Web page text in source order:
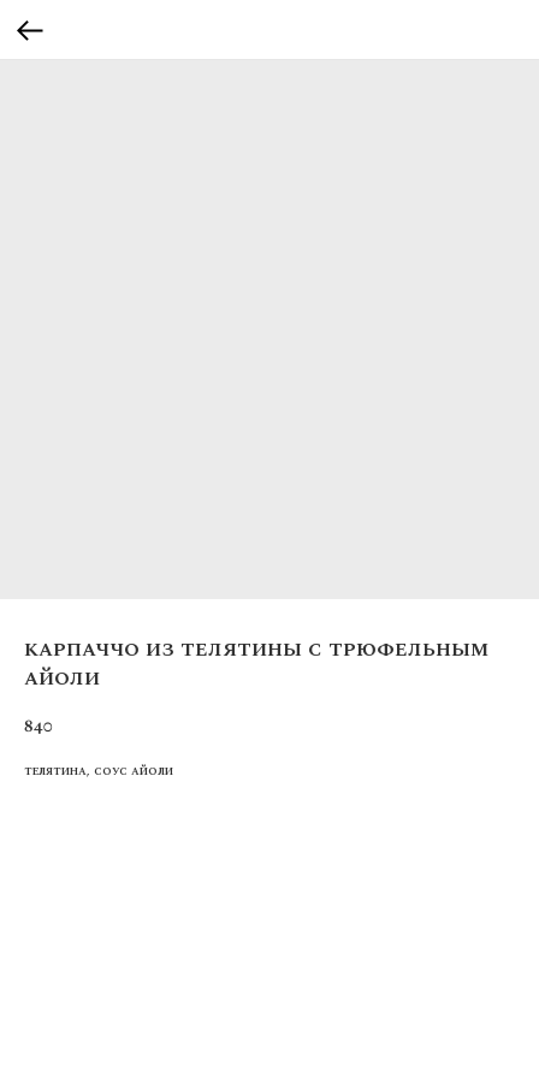
карпаччо из телятины с трюфельным
айоли
840
телятина, соус айоли